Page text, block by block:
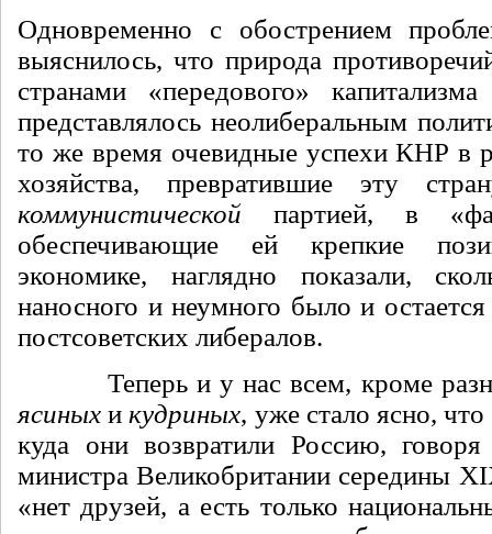
Одновременно с обострением
выяснилось, что природа
странами «передового»
представлялось неолиберальным
то же время очевидные успехи КНР в
хозяйства, превратившие эту
коммунистической партией, в
обеспечивающие ей крепкие
экономике, наглядно показали,
наносного и неумного было и
постсоветских либералов.
Теперь и у нас всем, кроме
ясиных и кудриных, уже стало ясно,
куда они возвратили Россию,
министра Великобритании середины
«нет друзей, а есть только